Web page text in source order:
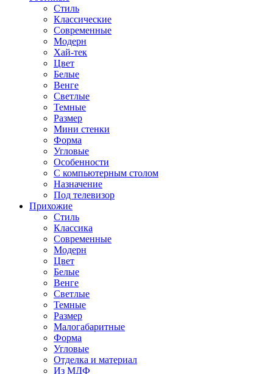
Стиль
Классические
Современные
Модерн
Хай-тек
Цвет
Белые
Венге
Светлые
Темные
Размер
Мини стенки
Форма
Угловые
Особенности
С компьютерным столом
Назначение
Под телевизор
Прихожие
Стиль
Классика
Современные
Модерн
Цвет
Белые
Венге
Светлые
Темные
Размер
Малогабаритные
Форма
Угловые
Отделка и материал
Из МДФ